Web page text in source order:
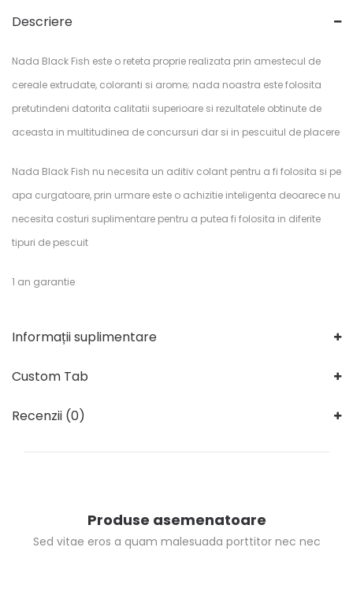
Descriere
Nada Black Fish este o reteta proprie realizata prin amestecul de
cereale extrudate, coloranti si arome; nada noastra este folosita
pretutindeni datorita calitatii superioare si rezultatele obtinute de
aceasta in multitudinea de concursuri dar si in pescuitul de placere
Nada Black Fish nu necesita un aditiv colant pentru a fi folosita si pe
apa curgatoare, prin urmare este o achizitie inteligenta deoarece nu
necesita costuri suplimentare pentru a putea fi folosita in diferite
tipuri de pescuit
1 an garantie
Informații suplimentare
Custom Tab
Recenzii (0)
Produse asemenatoare
Sed vitae eros a quam malesuada porttitor nec nec